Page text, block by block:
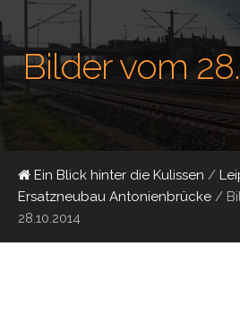
Bilder vom
Ein Blick hinter die Kulissen /
Ersatzneubau Antonienbrücke /
28.10.2014